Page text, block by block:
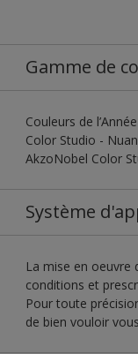
Gamme de
Couleurs de
Color Studio -
AkzoNobel Color
Système
La mise en oeuvre
conditions et
Pour toute
de bien vouloir